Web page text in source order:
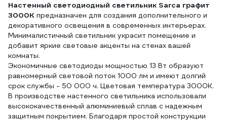
Настенный светодиодный светильник Sarca графит
3000К предназначен для создания дополнительного и
декоративного освещения в современных интерьерах.
Минималистичный светильник украсит помещение и
добавит яркие световые акценты на стенах вашей
комнаты.
Экономичные светодиоды мощностью 13 Вт образуют
равномерный световой поток 1000 лм и имеют долгий
срок службы - 50 000 ч. Цветовая температура 3000К.
В производстве настенного светильника использовали
высококачественный алюминиевый сплав с надежным
защитным покрытием. Благодаря простой конструкции